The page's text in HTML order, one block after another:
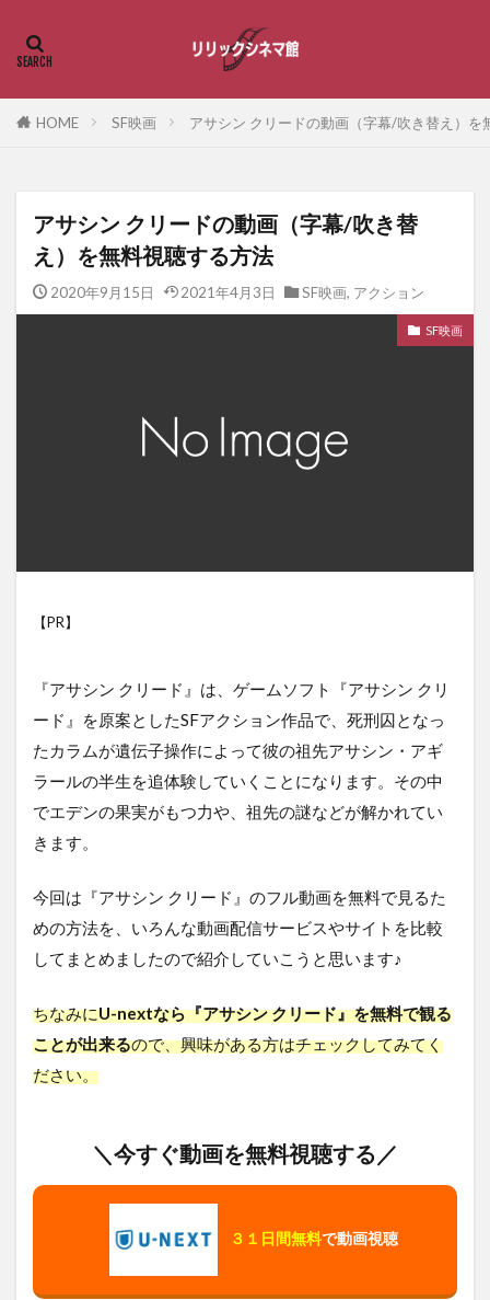
HOME SF映画 アサシン クリードの動画（字幕/吹き替え）を
アサシン クリードの動画（字幕/吹き替
え）を無料視聴する方法
2020年9月15日 2021年4月3日 SF映画, アクション
SF映画
【PR】
『アサシン クリード』は、ゲームソフト『アサシン クリ
ード』を原案としたSFアクション作品で、死刑囚となっ
たカラムが遺伝子操作によって彼の祖先アサシン・アギ
ラールの半生を追体験していくことになります。その中
でエデンの果実がもつ力や、祖先の謎などが解かれてい
きます。
今回は『アサシン クリード』のフル動画を無料で見るた
めの方法を、いろんな動画配信サービスやサイトを比較
してまとめましたので紹介していこうと思います♪
ちなみにU-nextなら『アサシン クリード』を無料で観る
ことが出来るので、興味がある方はチェックしてみてく
ださい。
＼今すぐ動画を無料視聴する／
３１日間無料で動画視聴